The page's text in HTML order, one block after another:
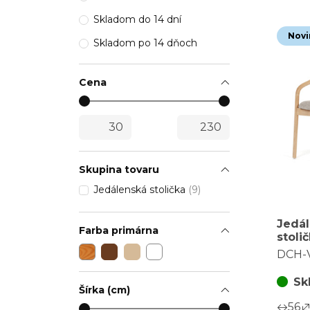
Skladom do 14 dní
Skladom po 14 dňoch
Cena
Skupina tovaru
Jedálenská stolička (9)
Farba primárna
Šírka (cm)
DCH-
56